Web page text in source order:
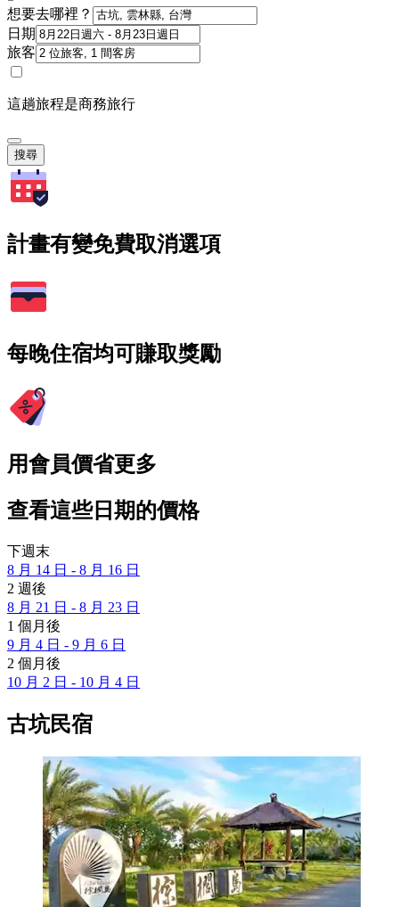
想要去哪裡？
日期
旅客
這趟旅程是商務旅行
搜尋
計畫有變免費取消選項
每晚住宿均可賺取獎勵
用會員價省更多
查看這些日期的價格
下週末
8 月 14 日 - 8 月 16 日
2 週後
8 月 21 日 - 8 月 23 日
1 個月後
9 月 4 日 - 9 月 6 日
2 個月後
10 月 2 日 - 10 月 4 日
古坑民宿